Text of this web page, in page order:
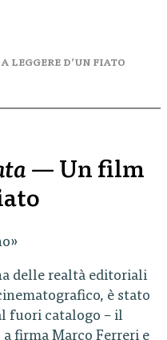
LEGGERE D’UN FIATO
— Un film
delle realtà editoriali
è stato
fuori catalogo – il
a firma Marco Ferreri e